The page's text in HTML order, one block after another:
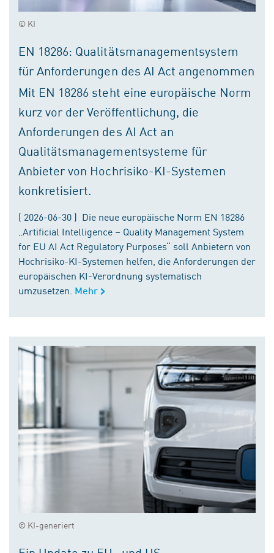
© KI
EN 18286: Qualitätsmanagementsystem
für Anforderungen des AI Act angenommen
Mit EN 18286 steht eine europäische Norm
kurz vor der Veröffentlichung, die
Anforderungen des AI Act an
Qualitätsmanagementsysteme für
Anbieter von Hochrisiko-KI-Systemen
konkretisiert.
( 2026-06-30 ) Die neue europäische Norm EN 18286
„Artificial Intelligence – Quality Management System
for EU AI Act Regulatory Purposes“ soll Anbietern von
Hochrisiko-KI-Systemen helfen, die Anforderungen der
europäischen KI-Verordnung systematisch
umzusetzen. Mehr
© KI-generiert